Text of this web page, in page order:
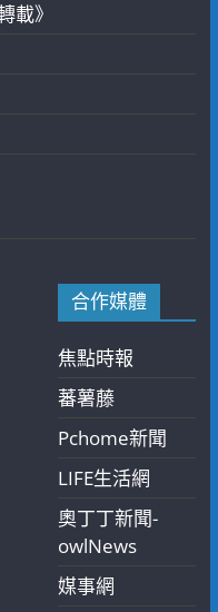
載》
合作媒體
焦點時報
蕃薯藤
Pchome新聞
LIFE生活網
奧丁丁新聞-
owlNews
媒事網